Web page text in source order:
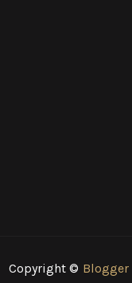
Copyright © Blogger